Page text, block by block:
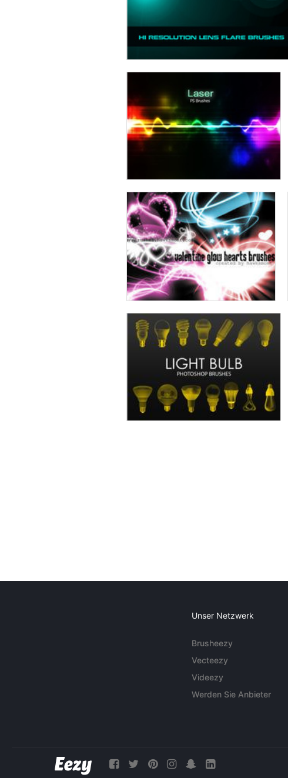
Unser Netzwerk
Brusheezy
Vecteezy
Videezy
Werden Sie Anbieter